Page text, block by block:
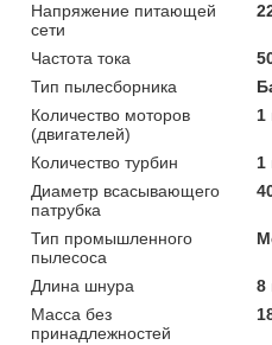
Напряжение питающей
сети
Частота тока
Тип пылесборника
Количество моторов
(двигателей)
1
Количество турбин
1
Диаметр всасывающего
патрубка
Тип промышленного
пылесоса
Длина шнура
8
Масса без
принадлежностей